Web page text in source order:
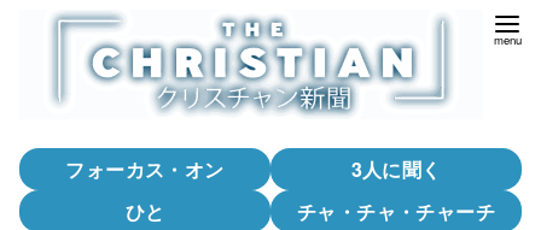
フォーカス・オン
3人に聞く
ひと
チャ・チャ・チャーチ